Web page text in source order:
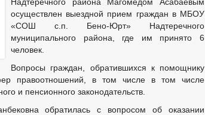
осуществлен выездной прием граждан в МБОУ
«СОШ с.п. Бено-Юрт» Надтеречного
муниципального района, где им принято 6
человек.
Вопросы граждан, обратившихся к помощнику
правоотношений, в том числе в том числе
и пенсионного законодательств.
обратилась с вопросом об оказании